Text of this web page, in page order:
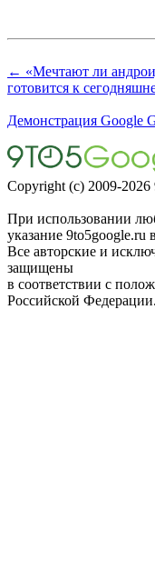
← «Мечтают ли
готовится к
Демонстрация Google
Copyright (c) 2009-2026
При использовании
указание 9to5google.ru
Все авторские и
защищены
в соответствии с
Российской Федерации.